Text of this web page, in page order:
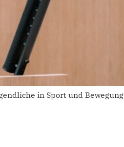
in Sport und Bewegung